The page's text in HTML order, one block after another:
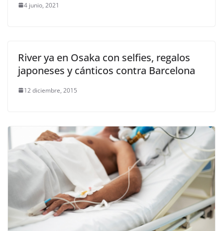
4 junio, 2021
River ya en Osaka con selfies, regalos
japoneses y cánticos contra Barcelona
12 diciembre, 2015